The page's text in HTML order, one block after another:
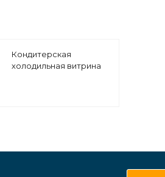
Кондитерская
холодильная витрина